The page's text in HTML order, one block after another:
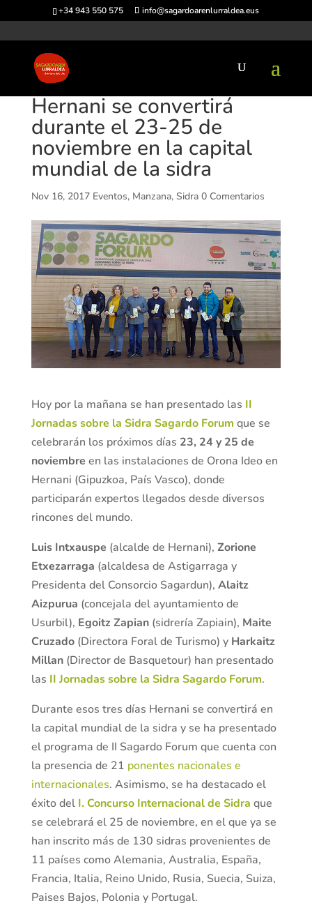
+34 943 550 575 info@sagardoarenlurraldea.eus
Hernani se convertirá
durante el 23-25 de
noviembre en la capital
mundial de la sidra
Nov 16, 2017 Eventos, Manzana, Sidra 0 Comentarios
Hoy por la mañana se han presentado las II
Jornadas sobre la Sidra Sagardo Forum que se
celebrarán los próximos días 23, 24 y 25 de
noviembre en las instalaciones de Orona Ideo en
Hernani (Gipuzkoa, País Vasco), donde
participarán expertos llegados desde diversos
rincones del mundo.
Luis Intxauspe (alcalde de Hernani), Zorione
Etxezarraga (alcaldesa de Astigarraga y
Presidenta del Consorcio Sagardun), Alaitz
Aizpurua (concejala del ayuntamiento de
Usurbil), Egoitz Zapian(sidrería Zapiain), Maite
Cruzado(Directora Foral de Turismo) y Harkaitz
Millan(Director de Basquetour) han presentado
las II Jornadas sobre la Sidra Sagardo Forum.
Durante esos tres días Hernani se convertirá en
la capital mundial de la sidra y se ha presentado
el programa de II Sagardo Forum que cuenta con
la presencia de 21 ponentes nacionales e
internacionales. Asimismo, se ha destacado el
éxito del I. Concurso Internacional de Sidra que
se celebrará el 25 de noviembre, en el que ya se
han inscrito más de 130 sidras provenientes de
11 países como Alemania, Australia, España,
Francia, Italia, Reino Unido, Rusia, Suecia, Suiza,
Paises Bajos, Polonia y Portugal.